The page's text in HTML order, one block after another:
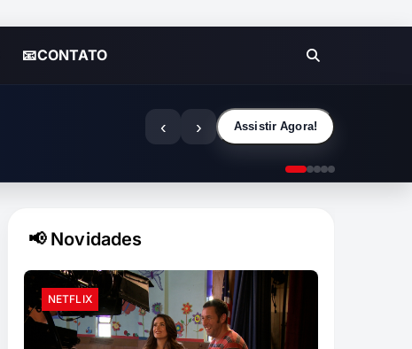
📧CONTATO
‹ › Assistir Agora!
📢 Novidades
NETFLIX